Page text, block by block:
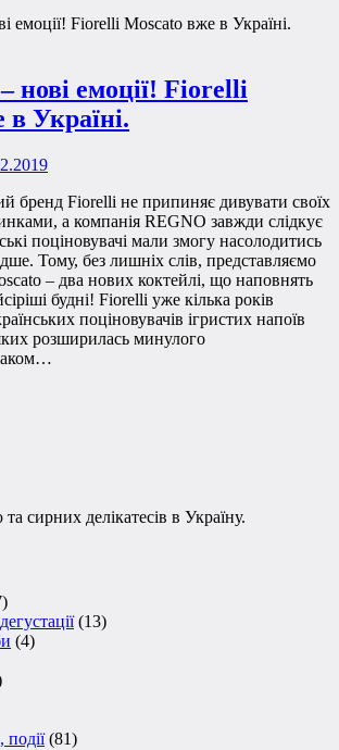
нові емоції! Fiorelli
Україні.
бренд Fiorelli не припиняє дивувати своїх
а компанія REGNO завжди слідкує
поціновувачі мали змогу насолодитись
Тому, без лишніх слів, представляємо
– два нових коктейлі, що наповнять
будні! Fiorelli уже кілька років
поціновувачів ігристих напоїв
розширилась минулого
сирних делікатесів в Україну.
(13)
(4)
події(81)